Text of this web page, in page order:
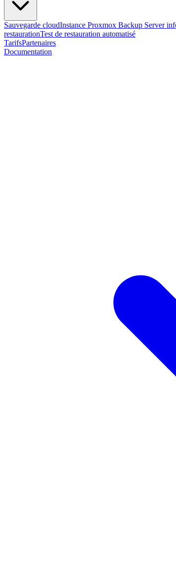
Sauvegarde cloudInstance Proxmox Backup Server
restaurationTest de restauration automatisé
TarifsPartenaires
Documentation